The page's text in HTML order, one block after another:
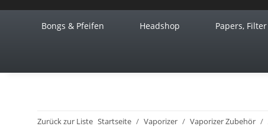
Bongs & Pfeifen Headshop Papers,
Zurück zur Liste Startseite Vaporizer Vaporizer Zubehör